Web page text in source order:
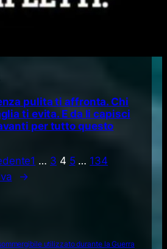
pulita ti affronta. Chi
ti evita. E da li capisci
per tutto questo
1 … 3 4 5 … 134
→
utilizzato durante la Guerra